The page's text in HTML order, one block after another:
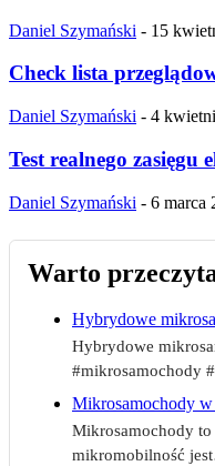
Daniel Szymański - 15
Check lista
Daniel Szymański - 4
Test realnego zasięgu
Daniel Szymański - 6 marca
Warto
Hybrydowe
Hybrydowe
#mikrosamochody
Mikrosamochody w
Mikrosamochody
mikromobilność